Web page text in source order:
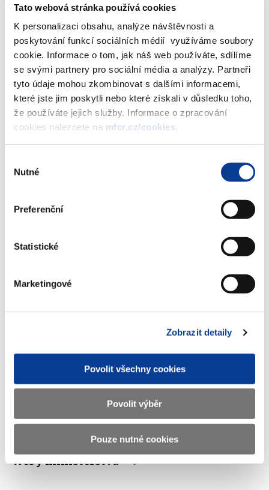
Tato webová stránka používá cookies
K personalizaci obsahu, analýze návštěvnosti a
poskytování funkcí sociálních médií využíváme soubory
cookie. Informace o tom, jak náš web používáte, sdílíme
se svými partnery pro sociální média a analýzy. Partneři
tyto údaje mohou zkombinovat s dalšími informacemi,
které jste jim poskytli nebo které získali v důsledku toho,
že používáte jejich služby. Informace o zpracování
cookies naleznete na mfcr.cz/cookies.
souhlasu
Nutné
Preferenční
Statistické
Marketingové
Zobrazit detaily
Povolit všechny cookies
Povolit výběr
Pouze nutné cookies
Metodická příručka k Fiskálnímu
výhledu ČR
(847 kB)
Stáhnout vybrané (0)
Stáhnout vše
Doporučeno1107 ×
Telefon +420 257 041 111
DIČ CZ00006947
schránky
Weby ministerstva